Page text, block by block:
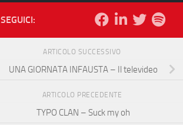
SEGUICI:
ARTICOLO SUCCESSIVO
UNA GIORNATA INFAUSTA – Il televideo
ARTICOLO PRECEDENTE
TYPO CLAN – Suck my oh